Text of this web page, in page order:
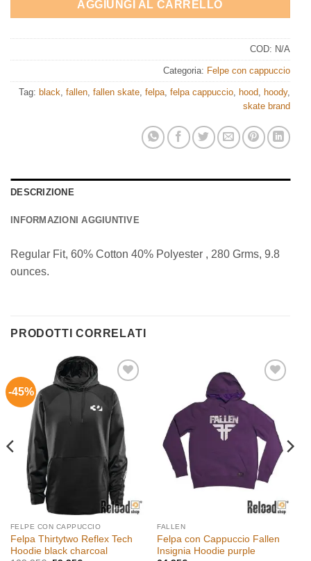
AGGIUNGI AL CARRELLO
COD: N/A
Categoria: Felpe con cappuccio
Tag: black, fallen, fallen skate, felpa, felpa cappuccio, hood, hoody,
skate brand
DESCRIZIONE
INFORMAZIONI AGGIUNTIVE
Regular Fit, 60% Cotton 40% Polyester , 280 Grms, 9.8
ounces.
PRODOTTI CORRELATI
-45%
Aggiungi
alla lista
dei
desideri
FELPE CON CAPPUCCIO
Felpa Thirtytwo Reflex Tech
Hoodie black charcoal
dei
desideri
FALLEN
Felpa con Cappuccio Fallen
Insignia Hoodie purple